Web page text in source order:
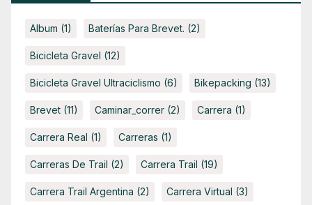
Album (1) Baterías Para Brevet. (2)
Bicicleta Gravel (12)
Bicicleta Gravel Ultraciclismo (6) Bikepacking (13)
Brevet (11) Caminar_correr (2) Carrera (1)
Carrera Real (1) Carreras (1)
Carreras De Trail (2) Carrera Trail (19)
Carrera Trail Argentina (2) Carrera Virtual (3)